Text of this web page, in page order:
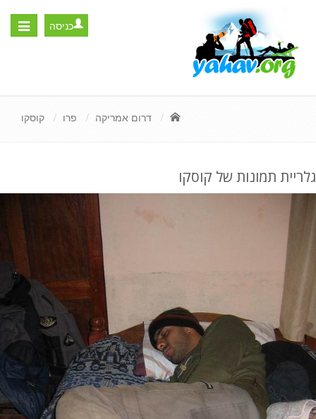
Toggle
כניסה
דרום אמריקה פרו קוסקו
גלריית תמונות של קוסקו